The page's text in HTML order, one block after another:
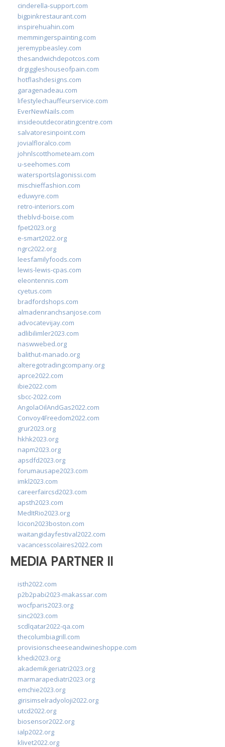
cinderella-support.com
bigpinkrestaurant.com
inspirehuahin.com
memmingerspainting.com
jeremypbeasley.com
thesandwichdepotcos.com
drgiggleshouseofpain.com
hotflashdesigns.com
garagenadeau.com
lifestylechauffeurservice.com
EverNewNails.com
insideoutdecoratingcentre.com
salvatoresinpoint.com
jovialfloralco.com
johnlscotthometeam.com
u-seehomes.com
watersportslagonissi.com
mischieffashion.com
eduwyre.com
retro-interiors.com
theblvd-boise.com
fpet2023.org
e-smart2022.org
ngrc2022.org
leesfamilyfoods.com
lewis-lewis-cpas.com
eleontennis.com
cyetus.com
bradfordshops.com
almadenranchsanjose.com
advocatevijay.com
adlibilimler2023.com
naswwebed.org
balithut-manado.org
alteregotradingcompany.org
aprce2022.com
ibie2022.com
sbcc-2022.com
AngolaOilAndGas2022.com
Convoy4Freedom2022.com
grur2023.org
hkhk2023.org
napm2023.org
apsdfd2023.org
forumausape2023.com
imkl2023.com
careerfaircsd2023.com
apsth2023.com
MedItRio2023.org
lcicon2023boston.com
waitangidayfestival2022.com
vacancesscolaires2022.com
MEDIA PARTNER II
isth2022.com
p2b2pabi2023-makassar.com
wocfparis2023.org
sinc2023.com
scdlqatar2022-qa.com
thecolumbiagrill.com
provisionscheeseandwineshoppe.com
khedi2023.org
akademikgeriatri2023.org
marmarapediatri2023.org
emchie2023.org
girisimselradyoloji2022.org
utcd2022.org
biosensor2022.org
ialp2022.org
klivet2022.org